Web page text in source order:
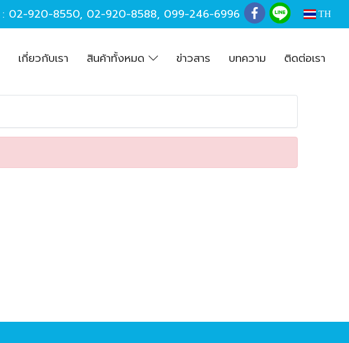
02-920-8550, 02-920-8588, 099-246-6996 TH
เกี่ยวกับเรา สินค้าทั้งหมด ข่าวสาร บทความ ติดต่อเรา